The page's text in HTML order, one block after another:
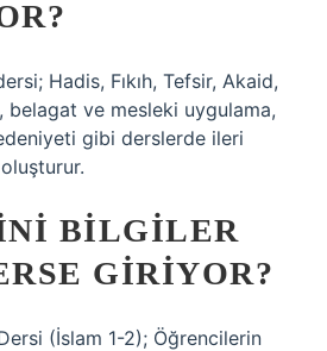
Hadis, Fıkıh, Tefsir, Akaid,
belagat ve mesleki uygulama,
gibi derslerde ileri
BILGILER
GIRIYOR?
(İslam 1-2); Öğrencilerin